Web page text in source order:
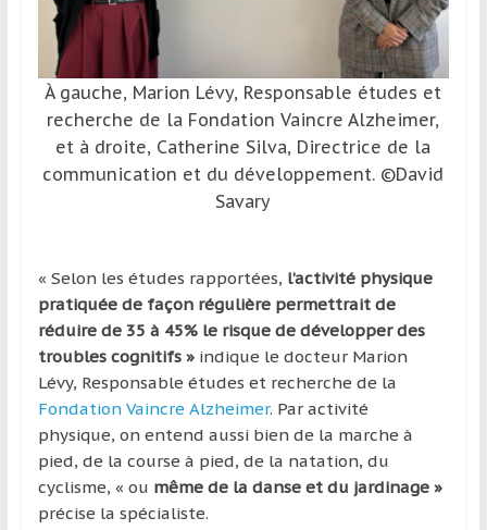
découverte
culturelle
d’un
pays
d’une
région
À gauche, Marion Lévy, Responsable études et
recherche de la Fondation Vaincre Alzheimer,
et à droite, Catherine Silva, Directrice de la
communication et du développement. ©David
Savary
« Selon les études rapportées, l’activité physique
pratiquée de façon régulière permettrait de
réduire de 35 à 45% le risque de développer des
troubles cognitifs »indique le docteur Marion
Lévy, Responsable études et recherche de la
Fondation Vaincre Alzheimer. Par activité
physique, on entend aussi bien de la marche à
pied, de la course à pied, de la natation, du
cyclisme, « ou même de la danse et du jardinage »
précise la spécialiste.